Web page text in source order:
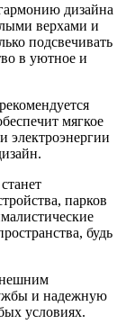
дизайна
верхами и
подсвечивать
в уютное и
мягкое
электроэнергии
парков
будь
и надежную
условиях.